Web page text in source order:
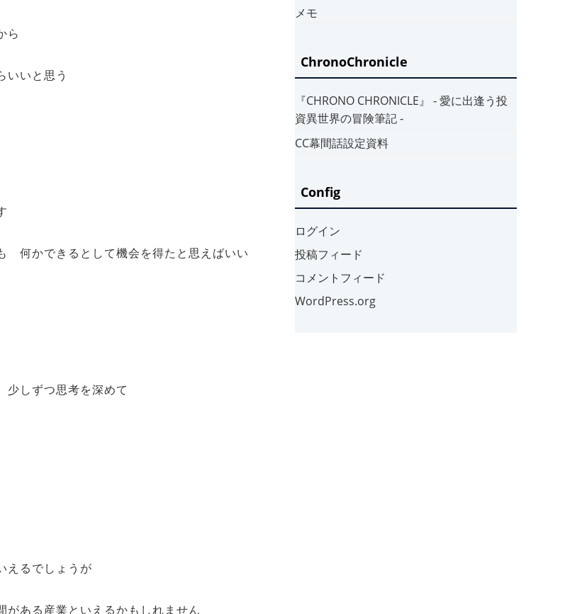
ら
いいと思う
何かできるとして機会を得たと思えばいい
しずつ思考を深めて
るでしょうが
ある産業といえるかもしれません
メモ
ChronoChronicle
『CHRONO CHRONICLE』 ‐ 愛に出逢う投
資異世界の冒険筆記 ‐
CC幕間話設定資料
Config
ログイン
投稿フィード
コメントフィード
WordPress.org